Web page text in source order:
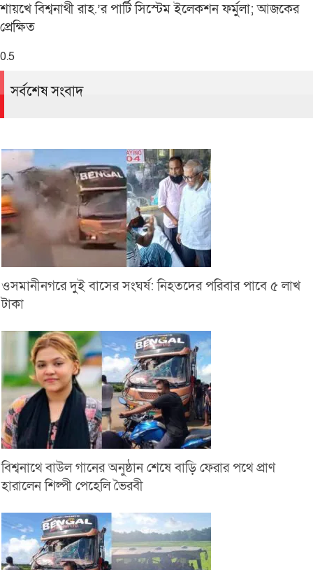
শায়খে বিশ্বনাথী রাহ.’র পার্টি সিস্টেম ইলেকশন ফর্মুলা; আজকের
প্রেক্ষিত
সর্বশেষ সংবাদ
ওসমানীনগরে দুই বাসের সংঘর্ষ: নিহতদের পরিবার পাবে ৫ লাখ
টাকা
বিশ্বনাথে বাউল গানের অনুষ্ঠান শেষে বাড়ি ফেরার পথে প্রাণ
হারালেন শিল্পী পেহেলি ভৈরবী